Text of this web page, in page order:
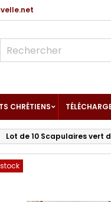
CHRÉTIENS
Lot de 10 Scapulaires vert